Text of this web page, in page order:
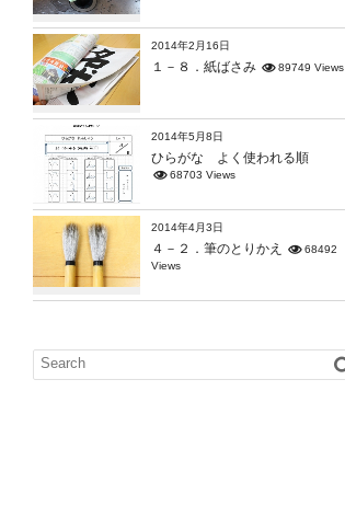
2014年2月16日
１－８．紙ばさみ 89749 Views
2014年5月8日
ひらがな よく使われる順
68703 Views
2014年4月3日
４－２．筆のとりかえ
68492
Views